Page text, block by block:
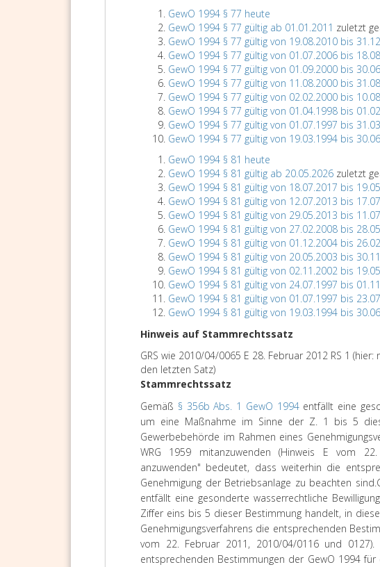
GewO 1994 § 77 heute
GewO 1994 § 77 gültig ab 01.01.2011 zuletzt
GewO 1994 § 77 gültig von 19.08.2010 bis
GewO 1994 § 77 gültig von 01.07.2006 bis
GewO 1994 § 77 gültig von 01.09.2000 bis
GewO 1994 § 77 gültig von 11.08.2000 bis
GewO 1994 § 77 gültig von 02.02.2000 bis
GewO 1994 § 77 gültig von 01.04.1998 bis
GewO 1994 § 77 gültig von 01.07.1997 bis
GewO 1994 § 77 gültig von 19.03.1994 bis
GewO 1994 § 81 heute
GewO 1994 § 81 gültig ab 20.05.2026 zuletzt
GewO 1994 § 81 gültig von 18.07.2017 bis
GewO 1994 § 81 gültig von 12.07.2013 bis
GewO 1994 § 81 gültig von 29.05.2013 bis
GewO 1994 § 81 gültig von 27.02.2008 bis
GewO 1994 § 81 gültig von 01.12.2004 bis
GewO 1994 § 81 gültig von 20.05.2003 bis
GewO 1994 § 81 gültig von 02.11.2002 bis
GewO 1994 § 81 gültig von 24.07.1997 bis
GewO 1994 § 81 gültig von 01.07.1997 bis
GewO 1994 § 81 gültig von 19.03.1994 bis
Hinweis auf Stammrechtssatz
GRS wie 2010/04/0065 E 28. Februar 2012 RS 1
den letzten Satz)
Stammrechtssatz
Gemäß § 356b Abs. 1 GewO 1994entfällt eine
um eine Maßnahme im Sinne der Z. 1 bis 5
Gewerbebehörde im Rahmen eines
WRG 1959 mitanzuwenden (Hinweis E vom
anzuwenden" bedeutet, dass weiterhin die
Genehmigung der Betriebsanlage zu beachten sind.
entfällt eine gesonderte wasserrechtliche
Ziffer eins bis 5 dieser Bestimmung handelt, in
Genehmigungsverfahrens die entsprechenden
vom 22. Februar 2011, 2010/04/0116 und
entsprechenden Bestimmungen der GewO 1994